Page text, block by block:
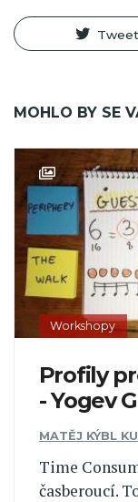
Tweet
MOHLO BY SE
Workshopy
Profily
- Yogev
MATĚJ KÝBL
Time
časberoucí.